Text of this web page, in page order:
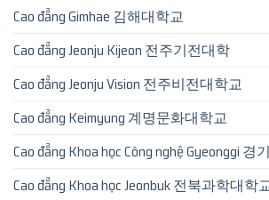
Cao đẳng Gimhae 김해대학교
Cao đẳng Jeonju Kijeon 전주기전대학
Cao đẳng Jeonju Vision 전주비전대학교
Cao đẳng Keimyung 계명문화대학교
Cao đẳng Khoa học Công nghệ Gyeonggi
Cao đẳng Khoa học Jeonbuk 전북과학대학